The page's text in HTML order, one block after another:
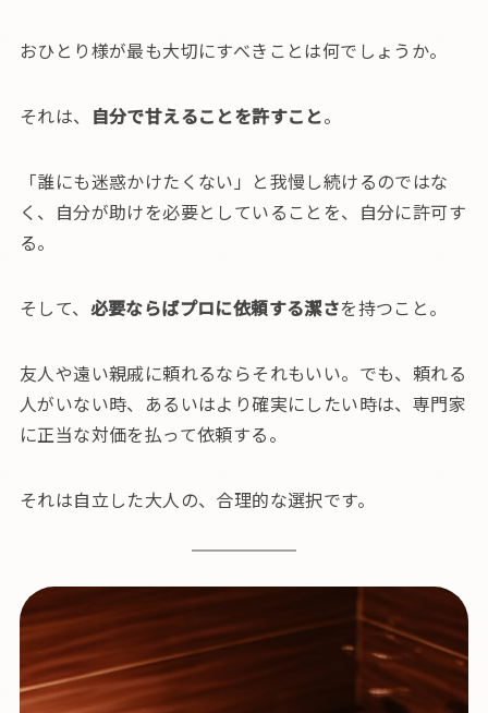
おひとり様が最も大切にすべきことは何でしょうか。
それは、 自分で甘えることを許すこと。
「誰にも迷惑かけたくない」と我慢し続けるのではな
く、自分が助けを必要としていることを、自分に許可す
る。
そして、 必要ならばプロに依頼する潔さを持つこと。
友人や遠い親戚に頼れるならそれもいい。でも、頼れる
人がいない時、あるいはより確実にしたい時は、専門家
に正当な対価を払って依頼する。
それは自立した大人の、合理的な選択です。